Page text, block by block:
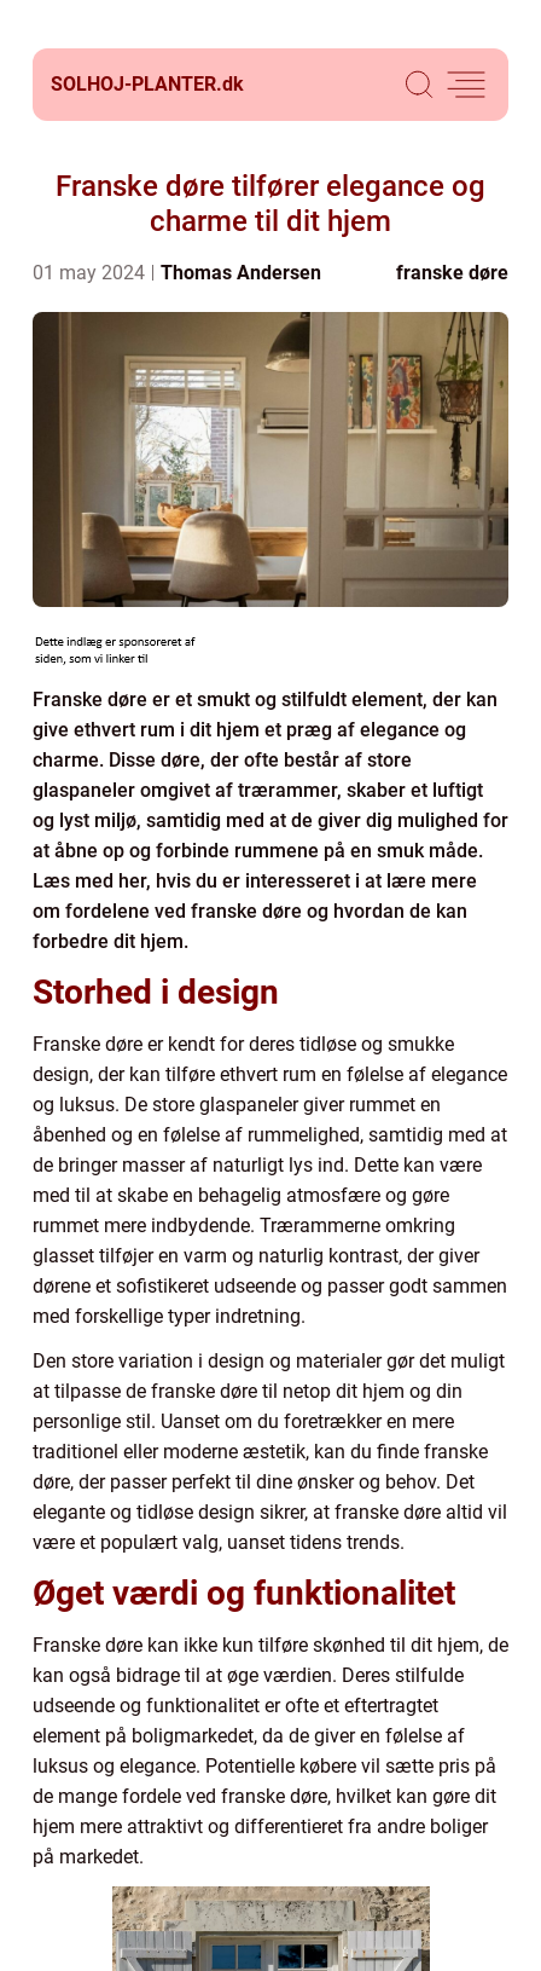
SOLHOJ-PLANTER.dk
Franske døre tilfører elegance og
charme til dit hjem
01 may 2024 Thomas Andersen franske døre
Franske døre er et smukt og stilfuldt element, der kan
give ethvert rum i dit hjem et præg af elegance og
charme. Disse døre, der ofte består af store
glaspaneler omgivet af trærammer, skaber et luftigt
og lyst miljø, samtidig med at de giver dig mulighed for
at åbne op og forbinde rummene på en smuk måde.
Læs med her, hvis du er interesseret i at lære mere
om fordelene ved franske døre og hvordan de kan
forbedre dit hjem.
Storhed i design
Franske døre er kendt for deres tidløse og smukke
design, der kan tilføre ethvert rum en følelse af elegance
og luksus. De store glaspaneler giver rummet en
åbenhed og en følelse af rummelighed, samtidig med at
de bringer masser af naturligt lys ind. Dette kan være
med til at skabe en behagelig atmosfære og gøre
rummet mere indbydende. Trærammerne omkring
glasset tilføjer en varm og naturlig kontrast, der giver
dørene et sofistikeret udseende og passer godt sammen
med forskellige typer indretning.
Den store variation i design og materialer gør det muligt
at tilpasse de franske døre til netop dit hjem og din
personlige stil. Uanset om du foretrækker en mere
traditionel eller moderne æstetik, kan du finde franske
døre, der passer perfekt til dine ønsker og behov. Det
elegante og tidløse design sikrer, at franske døre altid vil
være et populært valg, uanset tidens trends.
Øget værdi og funktionalitet
Franske døre kan ikke kun tilføre skønhed til dit hjem, de
kan også bidrage til at øge værdien. Deres stilfulde
udseende og funktionalitet er ofte et eftertragtet
element på boligmarkedet, da de giver en følelse af
luksus og elegance. Potentielle købere vil sætte pris på
de mange fordele ved franske døre, hvilket kan gøre dit
hjem mere attraktivt og differentieret fra andre boliger
på markedet.